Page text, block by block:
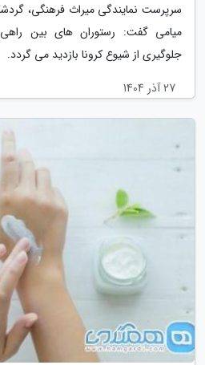
سرپرست نمایندگی میراث فرهنگی،
میامی گفت: رستوران های بین
جلوگیری از شیوع کرونا بازدید می گردد.
27 آذر 1404